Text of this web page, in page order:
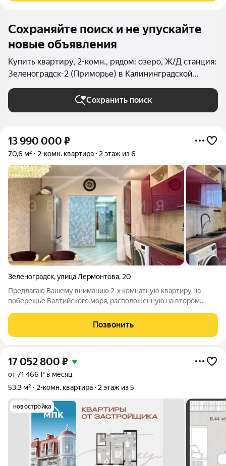
Сохраняйте поиск и не упускайте
новые объявления
Купить квартиру, 2-комн., рядом: озеро, Ж/Д станция:
Зеленоградск-2 (Приморье) в Калининградской
области
Сохранить поиск
13 990 000 ₽
70,6 м² 2-комн. квартира 2 этаж из 6
Зеленоградск,улица Лермонтова, 20
Предлагаю Вашему вниманию 2-х комнатную квартиру на
побережье Балтийского моря, расположенную на втором
очень удобная: Две просторные комнаты 23 и 14.3 м Светлая
кухня-гостиная -14 м
Позвонить
17 052 800 ₽
от 71 466 ₽ в месяц
53,3 м²
2-комн. квартира 2 этаж из 5
новостройка